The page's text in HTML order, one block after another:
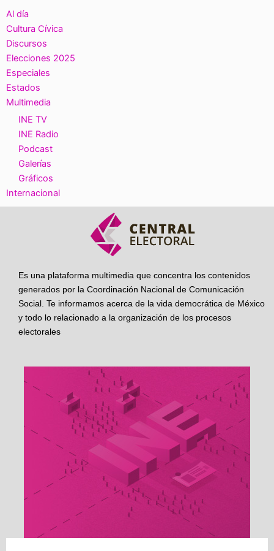
Al día
Cultura Cívica
Discursos
Elecciones 2025
Especiales
Estados
Multimedia
INE TV
INE Radio
Podcast
Galerías
Gráficos
Internacional
Es una plataforma multimedia que concentra los contenidos
generados por la Coordinación Nacional de Comunicación
Social. Te informamos acerca de la vida democrática de México
y todo lo relacionado a la organización de los procesos
electorales